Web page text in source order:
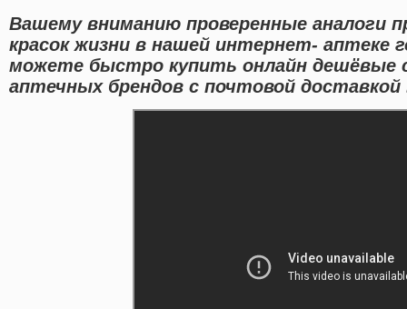
Вашему вниманию проверенные аналоги
красок жизни в нашей интернет- аптеке
можете быстро купить онлайн дешёвые
аптечных брендов с почтовой доставкой